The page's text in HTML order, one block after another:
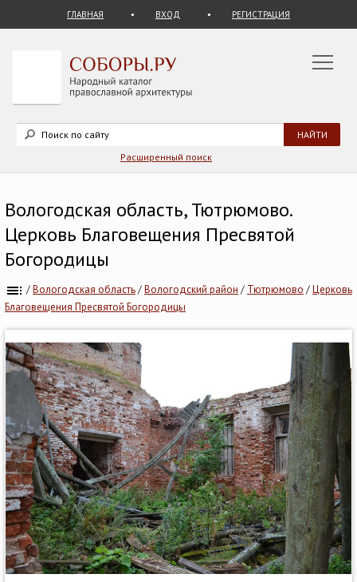
ГЛАВНАЯ ВХОД РЕГИСТРАЦИЯ
Расширенный поиск
Вологодская область, Тютрюмово.
Церковь Благовещения Пресвятой
Богородицы
/Вологодская область/Вологодский район / Тютрюмово /Церковь
Благовещения Пресвятой Богородицы